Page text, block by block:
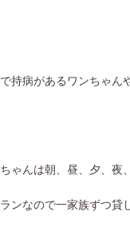
持病があるワンちゃん
ゃんは朝、昼、夕、
ンなので一家族ずつ貸